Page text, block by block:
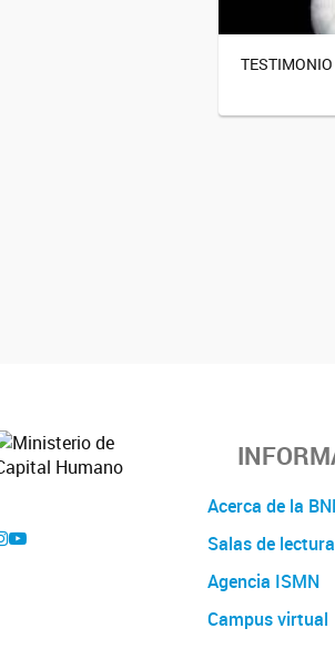
Acerca de la
Salas de
Agencia ISMN
Campus virtual